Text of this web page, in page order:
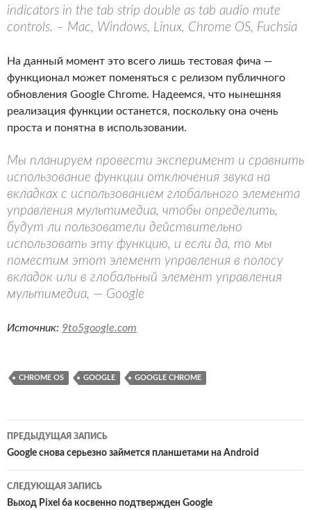
indicators in the tab strip double as tab audio mute
controls. – Mac, Windows, Linux, Chrome OS, Fuchsia
На данный момент это всего лишь тестовая фича —
функционал может поменяться с релизом публичного
обновления Google Chrome. Надеемся, что нынешняя
реализация функции останется, поскольку она очень
проста и понятна в использовании.
Мы планируем провести эксперимент и сравнить
использование функции отключения звука на
вкладках с использованием глобального элемента
управления мультимедиа, чтобы определить,
будут ли пользователи действительно
использовать эту функцию, и если да, то мы
поместим этот элемент управления в полосу
вкладок или в глобальный элемент управления
мультимедиа, — Google
Источник: 9to5google.com
CHROME OS GOOGLE GOOGLE CHROME
Навигация
по
записям
ПРЕДЫДУЩАЯ ЗАПИСЬ
Google снова серьезно займется планшетами на Android
СЛЕДУЮЩАЯ ЗАПИСЬ
Выход Pixel 6a косвенно подтвержден Google